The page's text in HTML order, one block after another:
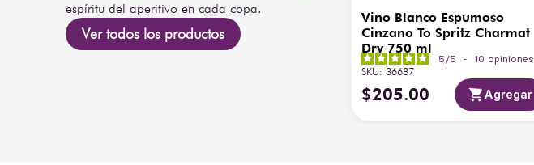
espíritu del aperitivo en cada copa.
Ver todos los productos
Vino Blanco Espumoso
Cinzano To Spritz Charmat
Dry 750 ml
5 /5 - 10 opiniones
SKU: 36687
$205.00 Agregar